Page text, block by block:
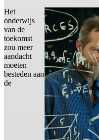
Het
onderwijs
van de
toekomst
zou meer
aandacht
moeten
besteden aan
de